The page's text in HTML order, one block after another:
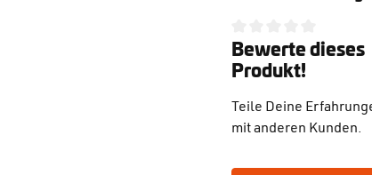
Durchschnittliche
Bewerte dieses
Produkt!
Teile Deine
mit anderen Kunden.